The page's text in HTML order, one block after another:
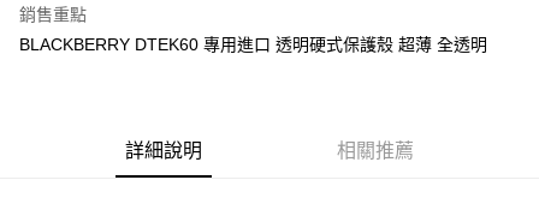
悠遊付
便利帶 2~3工作天(國定假日無配送)
銷售重點
BLACKBERRY DTEK60 專用進口 透明硬式保護殼 超薄 全透明
詳細說明 相關推薦